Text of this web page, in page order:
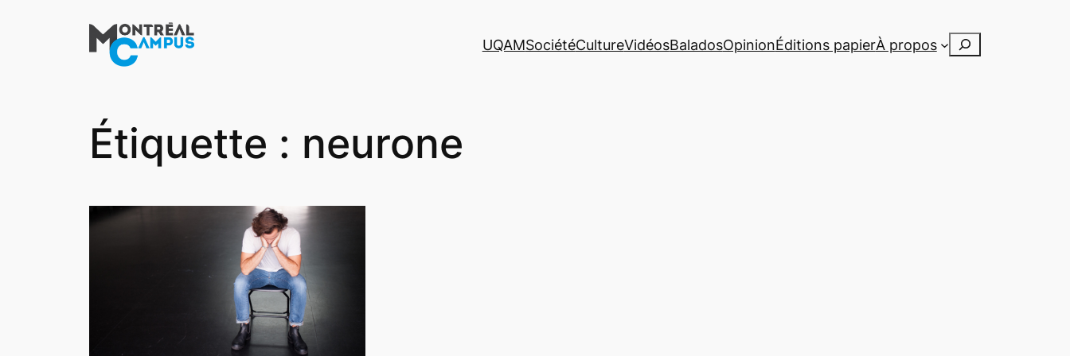
UQAMSociétéCultureVidéosBaladosOpinionÉditions papierÀ propos Rechercher
Étiquette : neurone